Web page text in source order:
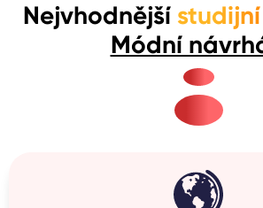
Nejvhodnější
Módní